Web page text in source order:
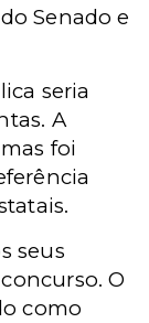
Senado e
seria
A
foi
seus
O
como